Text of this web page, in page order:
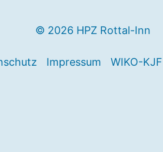
© 2026 HPZ Rottal-Inn
Impressum WIKO-KJF